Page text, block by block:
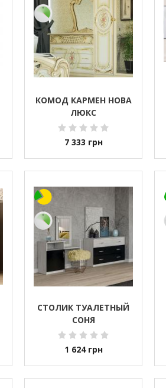
КОМОД КАРМЕН НОВА
ЛЮКС
7 333 грн
СТОЛИК ТУАЛЕТНЫЙ
СОНЯ
1 624 грн